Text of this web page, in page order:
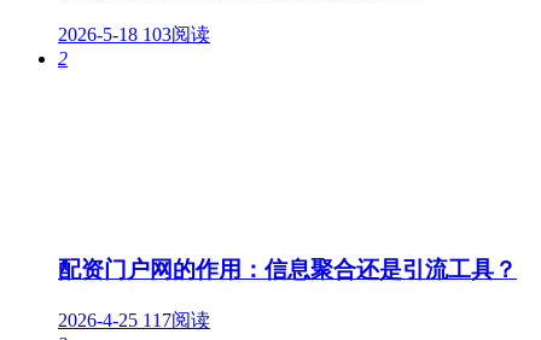
2026-5-18 103阅读
2
配资门户网的作用：信息聚合还是引流工具？
2026-4-25 117阅读